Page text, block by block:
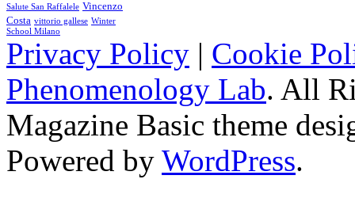
Salute San Raffalele Vincenzo
Costa vittorio gallese Winter
School Milano
Privacy Policy | Cookie
Phenomenology Lab. All
Magazine Basic theme
Powered by WordPress.